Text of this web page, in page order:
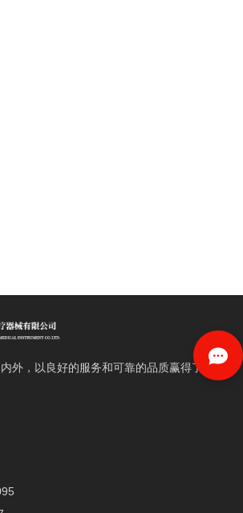
外，以良好的服务和可靠的品质赢得了